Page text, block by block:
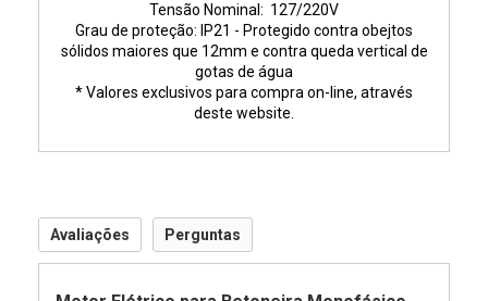
Tensão Nominal: 127/220V
Grau de proteção: IP21 - Protegido contra obejtos
sólidos maiores que 12mm e contra queda vertical de
gotas de água
* Valores exclusivos para compra on-line, através
deste website.
Avaliações Perguntas